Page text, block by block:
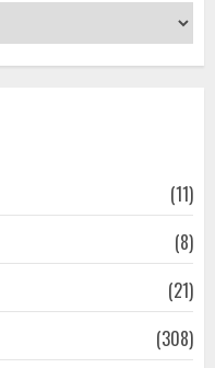
(11)
(8)
(21)
(308)